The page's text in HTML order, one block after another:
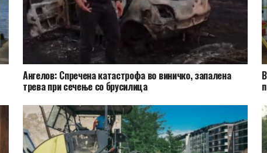
Ангелов: Спречена катастрофа во виничко, запалена
трева при сечење со брусилица